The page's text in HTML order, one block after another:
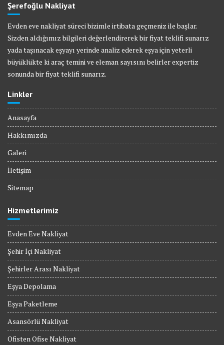
Şerefoğlu Nakliyat
Evden eve nakliyat süreci bizimle irtibata geçmeniz ile başlar.
Sizden aldığımız bilgileri değerlendirerek bir fiyat teklifi sunarız
yada taşınacak eşyayı yerinde analiz ederek eşya için yeterli
büyüklükte ki araç temini ve eleman sayısını belirler expertiz
sonunda bir fiyat teklifi sunarız.
Linkler
Anasayfa
Hakkımızda
Galeri
İletişim
Sitemap
Hizmetlerimiz
Evden Eve Nakliyat
Şehir İçi Nakliyat
Şehirler Arası Nakliyat
Eşya Depolama
Eşya Paketleme
Asansörlü Nakliyat
Ofisten Ofise Nakliyat